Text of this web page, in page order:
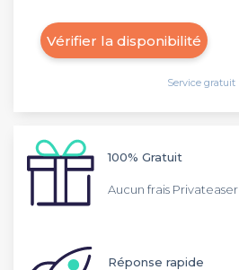
Vérifier la disponibilité
Service gratuit
100% Gratuit
Aucun frais Privateaser
Réponse rapide